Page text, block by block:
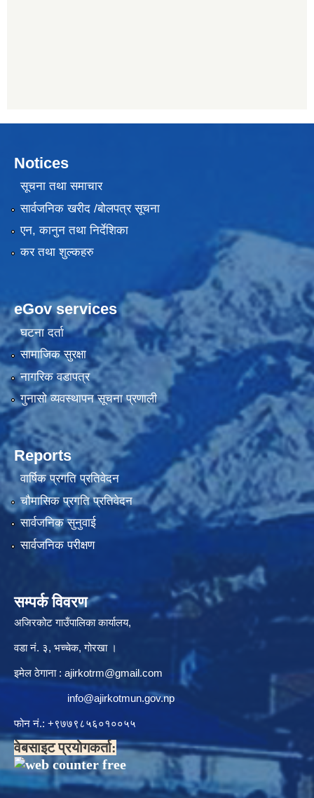
Notices
सूचना तथा समाचार
सार्वजनिक खरीद /बोलपत्र सूचना
एन, कानुन तथा निर्देशिका
कर तथा शुल्कहरु
eGov services
घटना दर्ता
सामाजिक सुरक्षा
नागरिक वडापत्र
गुनासो व्यवस्थापन सूचना प्रणाली
Reports
वार्षिक प्रगति प्रतिवेदन
चौमासिक प्रगति प्रतिवेदन
सार्वजनिक सुनुवाई
सार्वजनिक परीक्षण
सम्पर्क विवरण
अजिरकोट गाउँपालिका कार्यालय,
वडा नं. ३, भच्चेक, गोरखा ।
इमेल ठेगाना : ajirkotrm@gmail.com
info@ajirkotmun.gov.np
फोन नं.: ‍‌+९७७९८५६०१००५५
वेबसाइट प्रयोगकर्ता: